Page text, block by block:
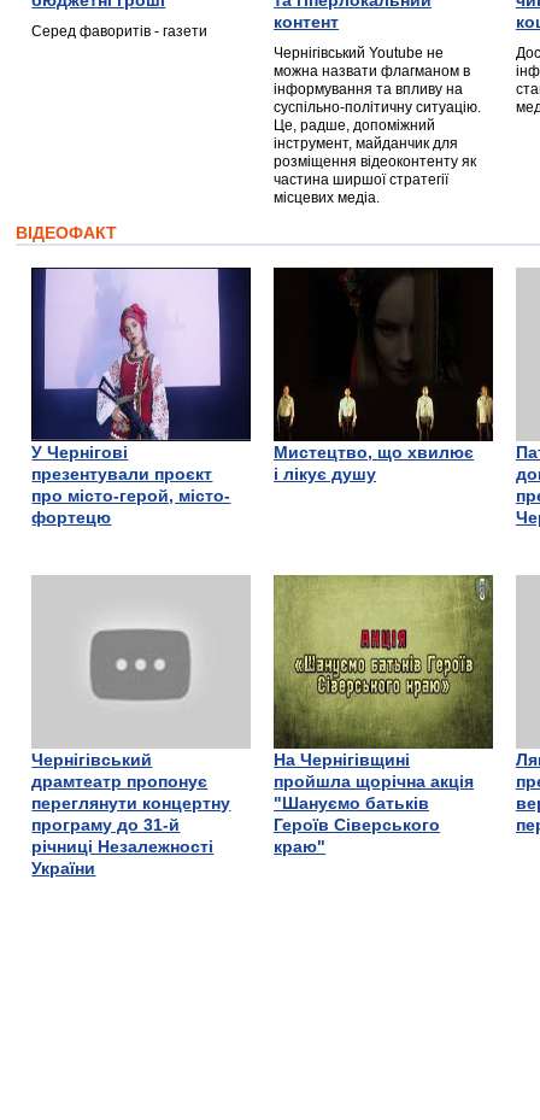
Серед фаворитів - газети
контент
Чернігівський Youtube не
можна назвати флагманом в
інформування та впливу на
суспільно-політичну ситуацію.
Це, радше, допоміжний
інструмент, майданчик для
розміщення відеоконтенту як
частина ширшої стратегії
місцевих медіа.
ВІДЕОФАКТ
У Чернігові
презентували проєкт
про місто-герой, місто-
фортецю
Мистецтво, що хвилює
і лікує душу
Чернігівський
драмтеатр пропонує
переглянути концертну
програму до 31-й
річниці Незалежності
України
На Чернігівщині
пройшла щорічна акція
"Шануємо батьків
Героїв Сіверського
краю"